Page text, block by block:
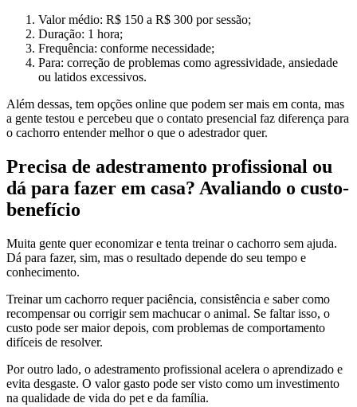
Valor médio: R$ 150 a R$ 300 por sessão;
Duração: 1 hora;
Frequência: conforme necessidade;
Para: correção de problemas como agressividade, ansiedade
ou latidos excessivos.
Além dessas, tem opções online que podem ser mais em conta, mas
a gente testou e percebeu que o contato presencial faz diferença para
o cachorro entender melhor o que o adestrador quer.
Precisa de adestramento profissional ou
dá para fazer em casa? Avaliando o custo-
benefício
Muita gente quer economizar e tenta treinar o cachorro sem ajuda.
Dá para fazer, sim, mas o resultado depende do seu tempo e
conhecimento.
Treinar um cachorro requer paciência, consistência e saber como
recompensar ou corrigir sem machucar o animal. Se faltar isso, o
custo pode ser maior depois, com problemas de comportamento
difíceis de resolver.
Por outro lado, o adestramento profissional acelera o aprendizado e
evita desgaste. O valor gasto pode ser visto como um investimento
na qualidade de vida do pet e da família.